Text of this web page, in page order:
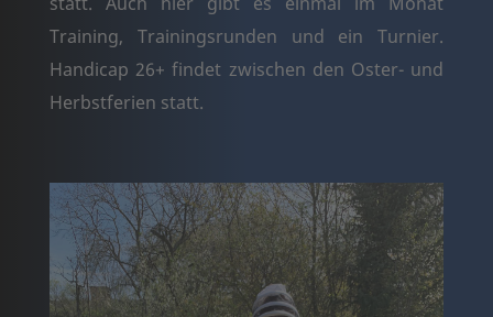
Training, Trainingsrunden und ein Turnier.
Handicap 26+ findet zwischen den Oster- und
Herbstferien statt.